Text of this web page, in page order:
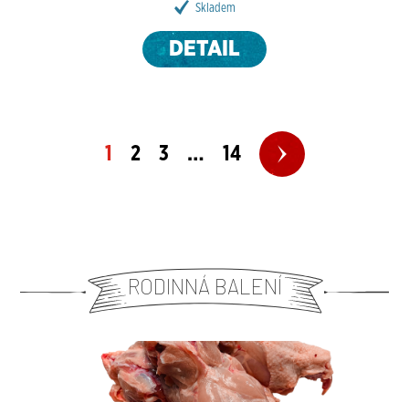
Skladem
DETAIL
1 2 3 … 14
RODINNÁ BALENÍ